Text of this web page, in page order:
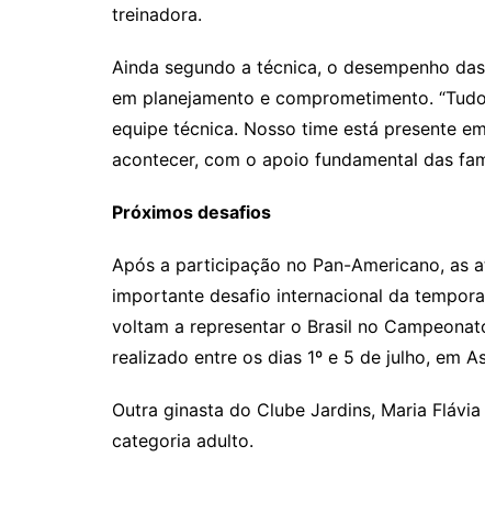
treinadora.
Ainda segundo a técnica, o desempenho
em planejamento e comprometimento.
equipe técnica. Nosso time está presente
acontecer, com o apoio fundamental das
Próximos desafios
Após a participação no Pan-Americano, as
importante desafio internacional da
voltam a representar o Brasil no
realizado entre os dias 1º e 5 de julho, em
Outra ginasta do Clube Jardins, Maria
categoria adulto.